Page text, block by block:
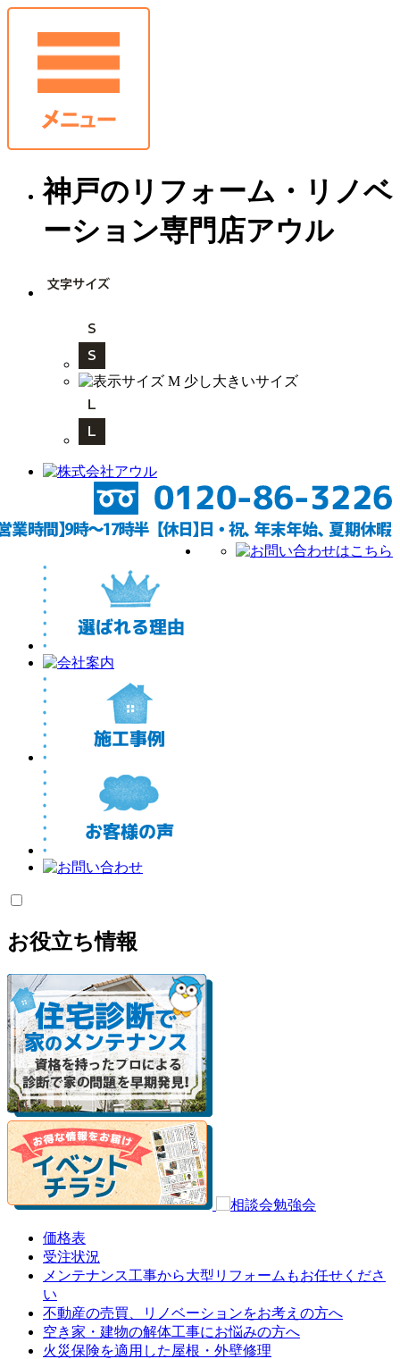
神戸のリフォーム・リノベ
ーション専門店アウル
お役立ち情報
価格表
受注状況
メンテナンス工事から大型リフォームもお任せくださ
い
不動産の売買、リノベーションをお考えの方へ
空き家・建物の解体工事にお悩みの方へ
火災保険を適用した屋根・外壁修理